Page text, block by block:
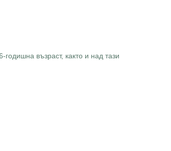
възраст, както и над тази